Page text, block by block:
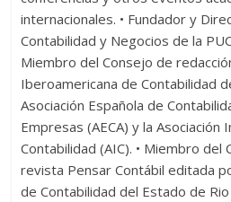
internacionales. • Fundador y
Contabilidad y Negocios de la
Miembro del Consejo de
Iberoamericana de Contabilidad
Asociación Española de
Empresas (AECA) y la Asociación
Contabilidad (AIC). • Miembro del
revista Pensar Contábil editada
de Contabilidad del Estado de Rio